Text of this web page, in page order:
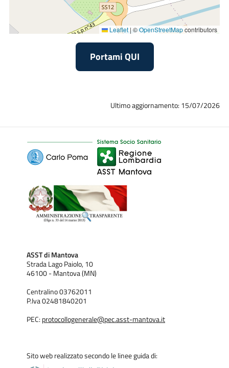
Leaflet | ©OpenStreetMapcontributors
Portami QUI
Ultimo aggiornamento: 15/07/2026
ASST di Mantova
Strada Lago Paiolo, 10
46100 - Mantova (MN)
Centralino 03762011
P.Iva 02481840201
PEC: protocollogenerale@pec.asst-mantova.it
Sito web realizzato secondo le linee guida di: